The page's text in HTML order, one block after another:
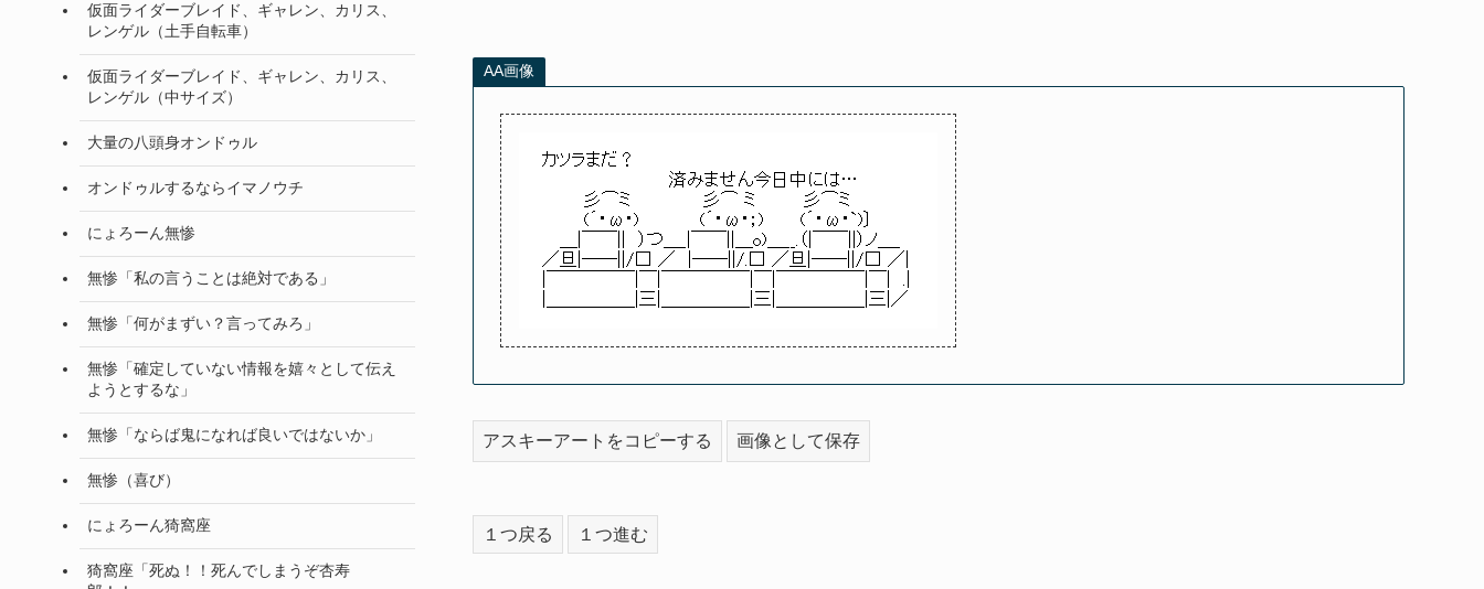
AA画像
アスキーアートをコピーする 画像として保存
１つ戻る １つ進む
仮面ライダーブレイド、ギャレン、カリス、
レンゲル（土手自転車）
仮面ライダーブレイド、ギャレン、カリス、
レンゲル（中サイズ）
大量の八頭身オンドゥル
オンドゥルするならイマノウチ
にょろーん無惨
無惨「私の言うことは絶対である」
無惨「何がまずい？言ってみろ」
無惨「確定していない情報を嬉々として伝え
ようとするな」
無惨「ならば鬼になれば良いではないか」
無惨（喜び）
にょろーん猗窩座
猗窩座「死ぬ！！死んでしまうぞ杏寿